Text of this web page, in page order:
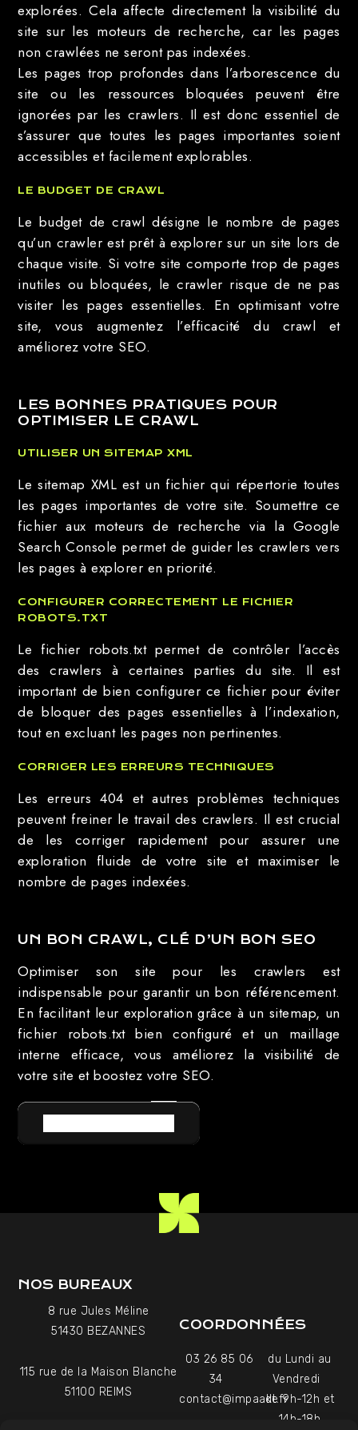
explorées. Cela affecte directement la visibilité du
site sur les moteurs de recherche, car les pages
non crawlées ne seront pas indexées.
Les pages trop profondes dans l’arborescence du
site ou les ressources bloquées peuvent être
ignorées par les crawlers. Il est donc essentiel de
s’assurer que toutes les pages importantes soient
accessibles et facilement explorables.
LE BUDGET DE CRAWL
Le budget de crawl désigne le nombre de pages
qu’un crawler est prêt à explorer sur un site lors de
chaque visite. Si votre site comporte trop de pages
inutiles ou bloquées, le crawler risque de ne pas
visiter les pages essentielles. En optimisant votre
site, vous augmentez l’efficacité du crawl et
améliorez votre SEO.
LES BONNES PRATIQUES POUR
OPTIMISER LE CRAWL
UTILISER UN SITEMAP XML
Le sitemap XML est un fichier qui répertorie toutes
les pages importantes de votre site. Soumettre ce
fichier aux moteurs de recherche via la Google
Search Console permet de guider les crawlers vers
les pages à explorer en priorité.
CONFIGURER CORRECTEMENT LE FICHIER
ROBOTS.TXT
Le fichier robots.txt permet de contrôler l’accès
des crawlers à certaines parties du site. Il est
important de bien configurer ce fichier pour éviter
de bloquer des pages essentielles à l’indexation,
tout en excluant les pages non pertinentes.
CORRIGER LES ERREURS TECHNIQUES
Les erreurs 404 et autres problèmes techniques
peuvent freiner le travail des crawlers. Il est crucial
de les corriger rapidement pour assurer une
exploration fluide de votre site et maximiser le
nombre de pages indexées.
UN BON CRAWL, CLÉ D’UN BON SEO
Optimiser son site pour les crawlers est
indispensable pour garantir un bon référencement.
En facilitant leur exploration grâce à un sitemap, un
fichier robots.txt bien configuré et un maillage
interne efficace, vous améliorez la visibilité de
votre site et boostez votre SEO.
NOS BUREAUX
8 rue Jules Méline
51430 BEZANNES
115 rue de la Maison Blanche
51100 REIMS
COORDONNÉES
03 26 85 06
34
contact@impaakt.fr
du Lundi au
Vendredi
de 9h-12h et
14h-18h